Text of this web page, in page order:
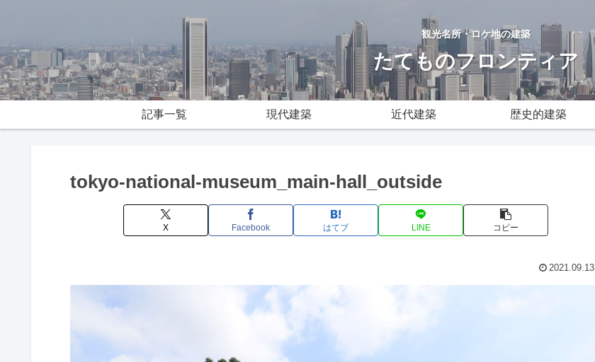
観光名所・ロケ地の建築
たてものフロンティア
記事一覧 現代建築 近代建築 歴史的建築
tokyo-national-museum_main-hall_outside
X Facebook はてブ LINE コピー
2021.09.13